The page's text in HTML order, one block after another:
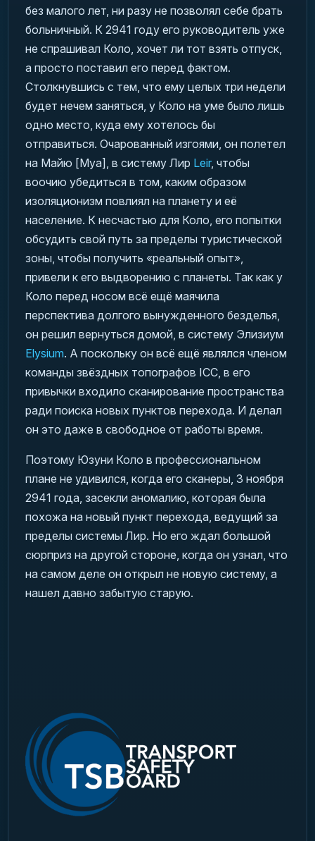
без малого лет, ни разу не позволял себе брать
больничный. К 2941 году его руководитель уже
не спрашивал Коло, хочет ли тот взять отпуск,
а просто поставил его перед фактом.
Столкнувшись с тем, что ему целых три недели
будет нечем заняться, у Коло на уме было лишь
одно место, куда ему хотелось бы
отправиться. Очарованный изгоями, он полетел
на Майю [Mya], в систему Лир Leir, чтобы
воочию убедиться в том, каким образом
изоляционизм повлиял на планету и её
население. К несчастью для Коло, его попытки
обсудить свой путь за пределы туристической
зоны, чтобы получить «реальный опыт»,
привели к его выдворению с планеты. Так как у
Коло перед носом всё ещё маячила
перспектива долгого вынужденного безделья,
он решил вернуться домой, в систему Элизиум
Elysium. А поскольку он всё ещё являлся членом
команды звёздных топографов ICC, в его
привычки входило сканирование пространства
ради поиска новых пунктов перехода. И делал
он это даже в свободное от работы время.
Поэтому Юзуни Коло в профессиональном
плане не удивился, когда его сканеры, 3 ноября
2941 года, засекли аномалию, которая была
похожа на новый пункт перехода, ведущий за
пределы системы Лир. Но его ждал большой
сюрприз на другой стороне, когда он узнал, что
на самом деле он открыл не новую систему, а
нашел давно забытую старую.